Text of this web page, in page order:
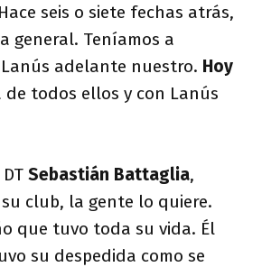
seis o siete fechas atrás,
general. Teníamos a
adelante nuestro. Hoy
de todos ellos y con Lanús
Sebastián Battaglia,
club, la gente lo quiere.
que tuvo toda su vida. Él
su despedida como se